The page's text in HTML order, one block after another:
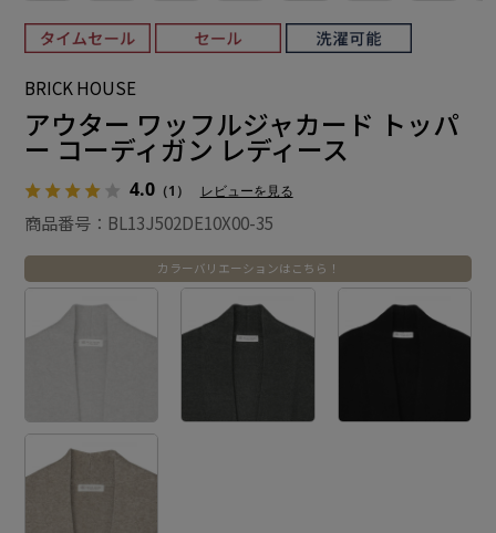
BRICK HOUSE
アウター ワッフルジャカード トッパ
ー コーディガン レディース
4.0（1） レビューを見る
商品番号：BL13J502DE10X00-35
カラーバリエーションはこちら！